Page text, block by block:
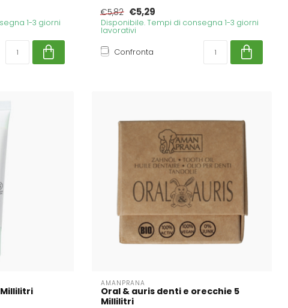
1-3 giorni
€5,82 €5,29
Disponibile. Tempi di consegna 1-3 giorni
lavorativi
Confronta
AMANPRANA
Oral & auris denti e orecchie 5
Millilitri